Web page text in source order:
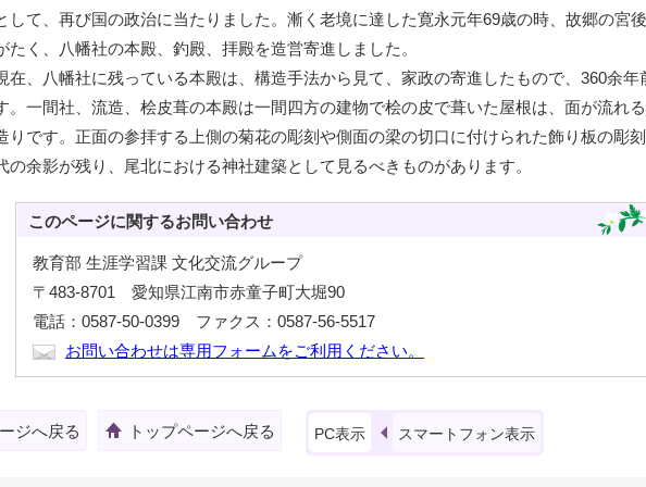
して、再び国の政治に当たりました。漸く老境に達した寛永元年69歳の時、故郷の宮
たく、八幡社の本殿、釣殿、拝殿を造営寄進しました。
在、八幡社に残っている本殿は、構造手法から見て、家政の寄進したもので、360余年
。一間社、流造、桧皮葺の本殿は一間四方の建物で桧の皮で葺いた屋根は、面が流れ
りです。正面の参拝する上側の菊花の彫刻や側面の梁の切口に付けられた飾り板の彫
の余影が残り、尾北における神社建築として見るべきものがあります。
このページに関するお問い合わせ
教育部 生涯学習課 文化交流グループ
〒483-8701 愛知県江南市赤童子町大堀90
電話：0587-50-0399 ファクス：0587-56-5517
お問い合わせは専用フォームをご利用ください。
ジへ戻る トップページへ戻る PC表示 スマートフォン表示